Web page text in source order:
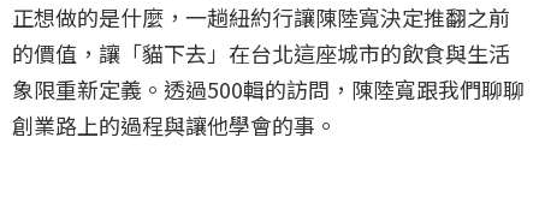
正想做的是什麼，一趟紐約行讓陳陸寬決定推翻之前
的價值，讓「貓下去」在台北這座城市的飲食與生活
象限重新定義。透過500輯的訪問，陳陸寬跟我們聊聊
創業路上的過程與讓他學會的事。